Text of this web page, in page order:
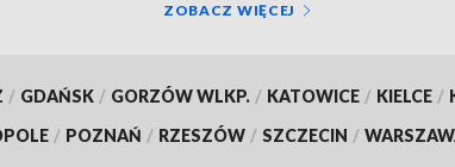
ZOBACZ WIĘCEJ
/ GDAŃSK / GORZÓW WLKP. / KATOWICE / KIELCE /
/ POZNAŃ / RZESZÓW / SZCZECIN /